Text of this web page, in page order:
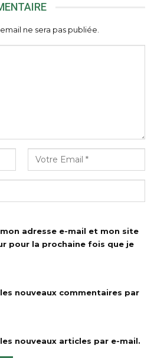
ne sera pas publiée.
adresse e-mail et mon site
pour la prochaine fois que je
nouveaux commentaires par
nouveaux articles par e-mail.